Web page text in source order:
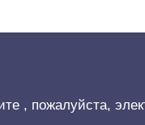
, пожалуйста,